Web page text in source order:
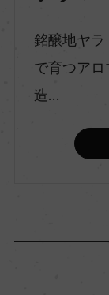
味わい
辛口
品種（原材料）
シャルドネ
銘醸地ヤ
で育つア
造...